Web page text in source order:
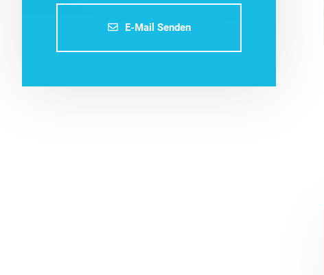
E-Mail Senden